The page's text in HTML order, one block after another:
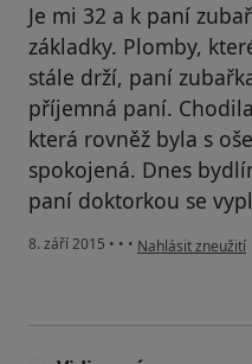
Je mi 32 a k paní
základky. Plomby,
stále drží, paní
příjemná paní.
která rovněž byla s
spokojená. Dnes
paní doktorkou se
8. září 2015 • • • podle názoru
Nahlásit zneužití